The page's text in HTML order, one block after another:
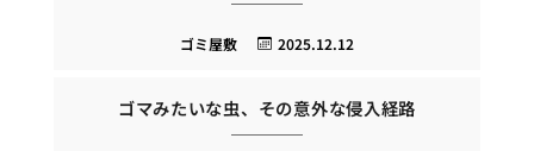
2025.12.12
ゴミ屋敷
ゴマみたいな虫、その意外な侵入経路